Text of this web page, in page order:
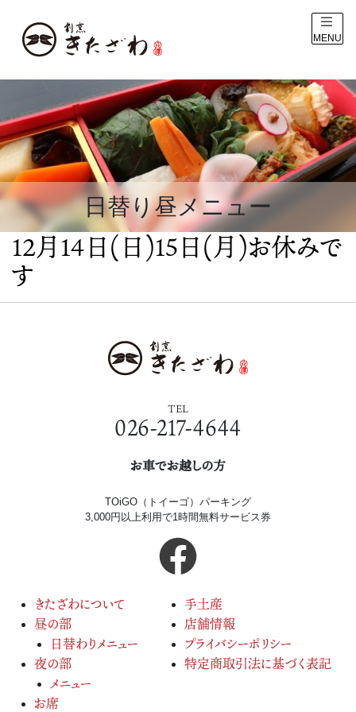
MENU
日替り昼メニュー
12月14日(日)15日(月)お休みで
す
TEL
026-217-4644
お車でお越しの方
TOiGO（トイーゴ）パーキング
3,000円以上利用で1時間無料サービス券
きたざわについて
昼の部
日替わりメニュー
夜の部
メニュー
お席
手土産
店舗情報
プライバシーポリシー
特定商取引法に基づく表記